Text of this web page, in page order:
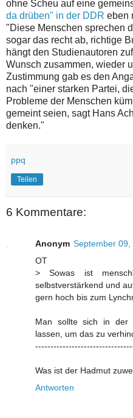
ohne Scheu auf eine
da drüben" in der DDR eben
"Diese Menschen sprechen
sogar das recht ab, richtige
hängt den Studienautoren
Wunsch zusammen, wieder
Zustimmung gab es den
nach "einer starken Partei,
Probleme der Menschen
gemeint seien, sagt Hans
denken."
ppq
Teilen
6 Kommentare:
Anonym September 09,
OT
> Sowas ist
selbstverstärkend und
gern hoch bis zum
Man sollte sich in der
lassen, um das zu
Was ist der Hadmut
Antworten